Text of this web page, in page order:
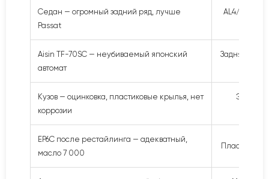
Седан — огромный задний ряд, лучше
Passat
AL4/AT8 —
Aisin TF-70SC — неубиваемый японский
автомат
Задняя
Кузов — оцинковка, пластиковые крылья, нет
коррозии
EP6C после рестайлинга — адекватный,
масло 7 000